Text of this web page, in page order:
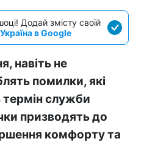
Додай змісту своїй
в Google
навіть не
помилки, які
служби
призводять до
комфорту та